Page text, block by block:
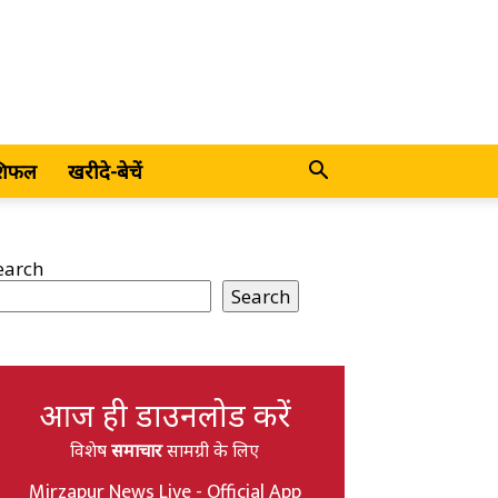
खरीदे-बेचें
Search
आज ही डाउनलोड करें
विशेषसमाचारसामग्री के लिए